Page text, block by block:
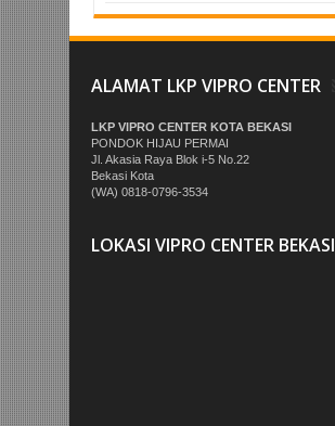
ALAMAT LKP VIPRO CENTER
LKP VIPRO CENTER KOTA BEKASI
PONDOK HIJAU PERMAI
Jl. Akasia Raya Blok i-5 No.22
Bekasi Kota
(WA) 0818-0796-3534
LOKASI VIPRO CENTER BEKASI